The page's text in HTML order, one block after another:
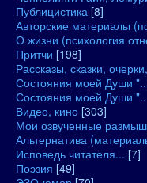
Публицистика [8]
Авторские материалы
О жизни (психология
Притчи [198]
Рассказы, сказки,
Состояния моей Души
Состояния моей Души
Видео, кино [303]
Мои озвученные
Альтернатива
Исповедь читателя... [7]
Поэзия [49]